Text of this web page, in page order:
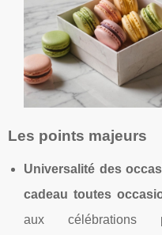
Les points majeurs
Universalité des
cadeau toutes
aux célébrations